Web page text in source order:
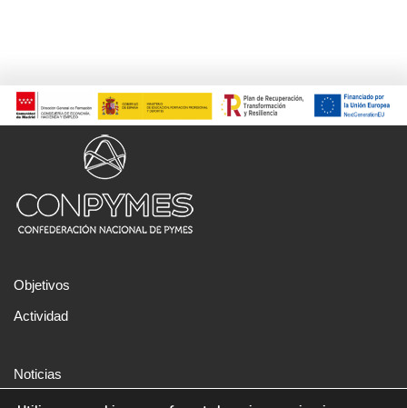
Objetivos
Actividad
Noticias
Aviso legal